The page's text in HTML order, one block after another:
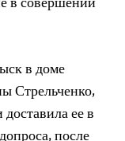
в доме
Стрельченко,
ее в